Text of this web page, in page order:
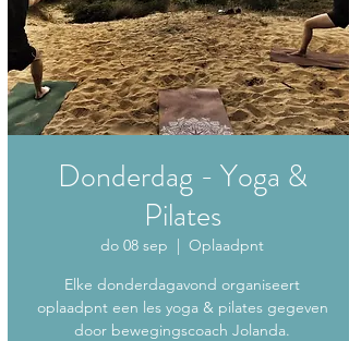
Donderdag - Yoga &
Pilates
do 08 sep
  |
Oplaadpnt
Elke donderdagavond organiseert
oplaadpnt een les yoga & pilates gegeven
door bewegingscoach Jolanda.